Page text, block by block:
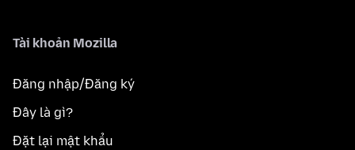
Tài khoản Mozilla
Đăng nhập/Đăng ký
Đây là gì?
Đặt lại mật khẩu